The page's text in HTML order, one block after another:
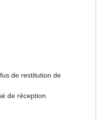
de restitution de
de réception